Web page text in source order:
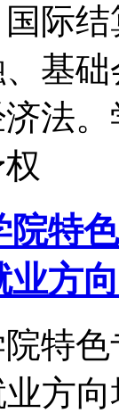
际
基
法
特
业方向
特
方